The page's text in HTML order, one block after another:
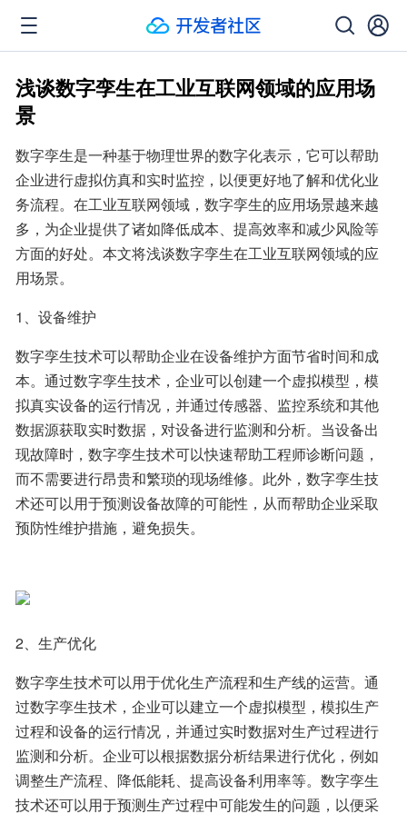
浅谈数字孪生在工业互联网领域的应用场
景
数字孪生是一种基于物理世界的数字化表示，它可以帮助
企业进行虚拟仿真和实时监控，以便更好地了解和优化业
务流程。在工业互联网领域，数字孪生的应用场景越来越
多，为企业提供了诸如降低成本、提高效率和减少风险等
方面的好处。本文将浅谈数字孪生在工业互联网领域的应
用场景。
1、设备维护
数字孪生技术可以帮助企业在设备维护方面节省时间和成
本。通过数字孪生技术，企业可以创建一个虚拟模型，模
拟真实设备的运行情况，并通过传感器、监控系统和其他
数据源获取实时数据，对设备进行监测和分析。当设备出
现故障时，数字孪生技术可以快速帮助工程师诊断问题，
而不需要进行昂贵和繁琐的现场维修。此外，数字孪生技
术还可以用于预测设备故障的可能性，从而帮助企业采取
预防性维护措施，避免损失。
2、生产优化
数字孪生技术可以用于优化生产流程和生产线的运营。通
过数字孪生技术，企业可以建立一个虚拟模型，模拟生产
过程和设备的运行情况，并通过实时数据对生产过程进行
监测和分析。企业可以根据数据分析结果进行优化，例如
调整生产流程、降低能耗、提高设备利用率等。数字孪生
技术还可以用于预测生产过程中可能发生的问题，以便采